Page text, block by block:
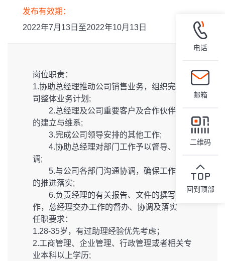
发布有效期：
2022年7月13日至2022年10月13日
岗位职责：
1.协助总经理推动公司销售业务，组织完成公
司整体业务计划;
2.总经理及公司重要客户及合作伙伴关系
的建立与维系;
3.完成公司领导安排的其他工作;
4.协助总经理对部门工作予以督导、协
调;
5.与公司各部门沟通协调，确保工作计划
的推进落实;
6.负责经理的有关报告、文件的撰写工
作，总经理交办工作的督办、协调及落实
任职要求：
1.28-35岁，有过助理经验优先考虑；
2.工商管理、企业管理、行政管理或者相关专
业本科以上学历;
电话
邮箱
二维码
回到顶部